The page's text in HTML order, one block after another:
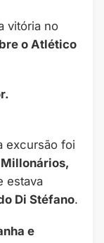
vitória no
o Atlético
excursão foi
estava
Di Stéfano.
e